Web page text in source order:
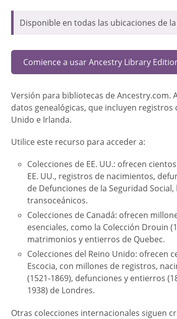
Disponible en todas las ubicaciones de
Comience a usar Ancestry Library
Versión para bibliotecas de Ancestry.com.
datos genealógicas, que incluyen
Unido e Irlanda.
Utilice este recurso para acceder a:
Colecciones de EE. UU.: ofrecen
EE. UU., registros de nacimientos,
de Defunciones de la Seguridad
transoceánicos.
Colecciones de Canadá: ofrecen
esenciales, como la Colección Drouin
matrimonios y entierros de Quebec.
Colecciones del Reino Unido: ofrecen
Escocia, con millones de registros,
(1521-1869), defunciones y entierros
1938) de Londres.
Otras colecciones internacionales siguen